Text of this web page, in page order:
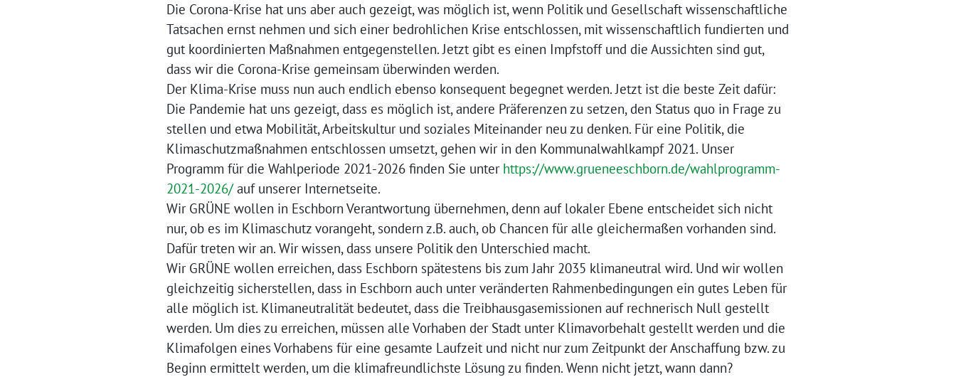
Die Corona-Krise hat uns aber auch gezeigt, was möglich ist, wenn Politik und Gesellschaft wissenschaftliche
Tatsachen ernst nehmen und sich einer bedrohlichen Krise entschlossen, mit wissenschaftlich fundierten und
gut koordinierten Maßnahmen entgegenstellen. Jetzt gibt es einen Impfstoff und die Aussichten sind gut,
dass wir die Corona-Krise gemeinsam überwinden werden.
Der Klima-Krise muss nun auch endlich ebenso konsequent begegnet werden. Jetzt ist die beste Zeit dafür:
Die Pandemie hat uns gezeigt, dass es möglich ist, andere Präferenzen zu setzen, den Status quo in Frage zu
stellen und etwa Mobilität, Arbeitskultur und soziales Miteinander neu zu denken. Für eine Politik, die
Klimaschutzmaßnahmen entschlossen umsetzt, gehen wir in den Kommunalwahlkampf 2021. Unser
Programm für die Wahlperiode 2021-2026 finden Sie unter https://www.grueneeschborn.de/wahlprogramm-
2021-2026/auf unserer Internetseite.
Wir GRÜNE wollen in Eschborn Verantwortung übernehmen, denn auf lokaler Ebene entscheidet sich nicht
nur, ob es im Klimaschutz vorangeht, sondern z.B. auch, ob Chancen für alle gleichermaßen vorhanden sind.
Dafür treten wir an. Wir wissen, dass unsere Politik den Unterschied macht.
Wir GRÜNE wollen erreichen, dass Eschborn spätestens bis zum Jahr 2035 klimaneutral wird. Und wir wollen
gleichzeitig sicherstellen, dass in Eschborn auch unter veränderten Rahmenbedingungen ein gutes Leben für
alle möglich ist. Klimaneutralität bedeutet, dass die Treibhausgasemissionen auf rechnerisch Null gestellt
werden. Um dies zu erreichen, müssen alle Vorhaben der Stadt unter Klimavorbehalt gestellt werden und die
Klimafolgen eines Vorhabens für eine gesamte Laufzeit und nicht nur zum Zeitpunkt der Anschaffung bzw. zu
Beginn ermittelt werden, um die klimafreundlichste Lösung zu finden. Wenn nicht jetzt, wann dann?